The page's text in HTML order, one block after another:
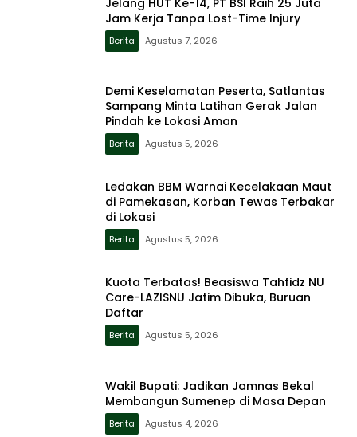
Jam Kerja Tanpa Lost-Time Injury
Berita Agustus 7, 2026
Demi Keselamatan Peserta, Satlantas
Sampang Minta Latihan Gerak Jalan
Pindah ke Lokasi Aman
Berita Agustus 5, 2026
Ledakan BBM Warnai Kecelakaan Maut
di Pamekasan, Korban Tewas Terbakar
di Lokasi
Berita Agustus 5, 2026
Kuota Terbatas! Beasiswa Tahfidz NU
Care-LAZISNU Jatim Dibuka, Buruan
Daftar
Berita Agustus 5, 2026
Wakil Bupati: Jadikan Jamnas Bekal
Membangun Sumenep di Masa Depan
Berita Agustus 4, 2026